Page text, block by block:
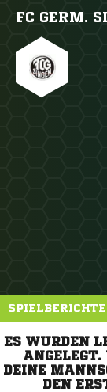
FC GERM.
ES WURDEN
DEINE
DEN